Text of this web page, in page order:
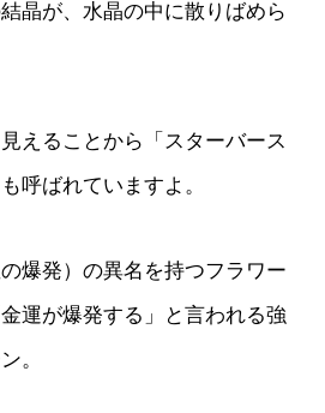
晶が、水晶の中に散りばめら
えることから「スターバース
呼ばれていますよ。
爆発）の異名を持つフラワー
運が爆発する」と言われる強
。